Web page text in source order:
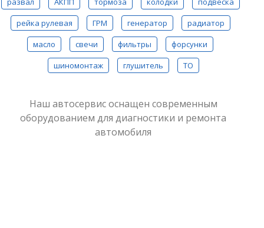
рейка рулевая
ГРМ генератор
радиатор
масло
свечи фильтры
форсунки
шиномонтаж
глушитель ТО
Наш автосервис оснащен современным
оборудованием для диагностики и ремонта
автомобиля